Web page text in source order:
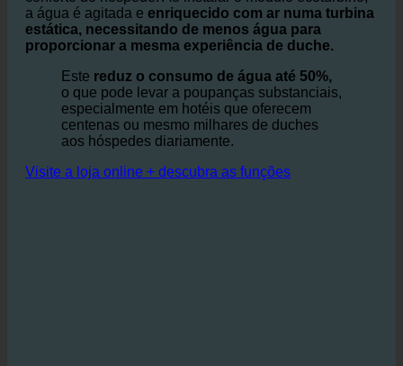
Baseia-se na ideia de otimizar a relação entre a água e
o ar nos chuveiros e lavatórios, sem comprometer o
conforto do hóspede. Ao instalar o módulo ecoturbino,
a água é agitada e
enriquecido com ar numa turbina
estática, necessitando de menos água para
proporcionar a mesma experiência de duche.
Estereduz o consumo de água até 50%,
o que pode levar a poupanças substanciais,
especialmente em hotéis que oferecem
centenas ou mesmo milhares de duches